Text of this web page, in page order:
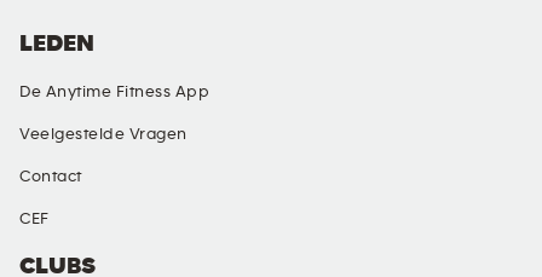
CLUBS
LEDEN
De Anytime Fitness App
Veelgestelde Vragen
Contact
CEF